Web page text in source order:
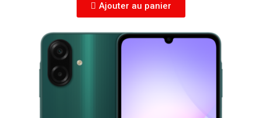
Ajouter au panier